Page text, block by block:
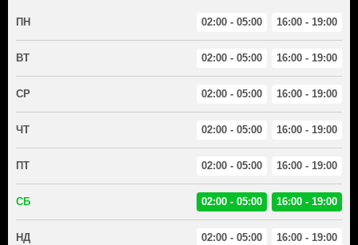
ПН 02:00 - 05:00 16:00 - 19:00
ВТ 02:00 - 05:00 16:00 - 19:00
СР 02:00 - 05:00 16:00 - 19:00
ЧТ 02:00 - 05:00 16:00 - 19:00
ПТ 02:00 - 05:00 16:00 - 19:00
СБ 02:00 - 05:00 16:00 - 19:00
НД 02:00 - 05:00 16:00 - 19:00